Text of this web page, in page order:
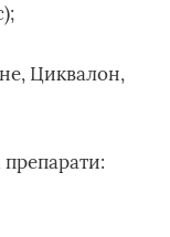
Циквалон,